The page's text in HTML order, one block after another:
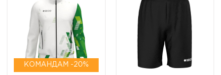
КОМАНДАМ -20%